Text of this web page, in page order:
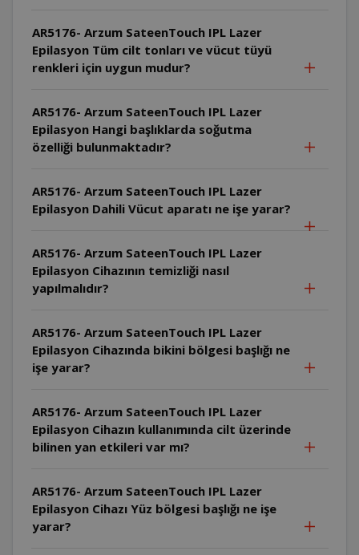
AR5176- Arzum SateenTouch IPL Lazer
Epilasyon Tüm cilt tonları ve vücut tüyü
renkleri için uygun mudur?
AR5176- Arzum SateenTouch IPL Lazer
Epilasyon Hangi başlıklarda soğutma
özelliği bulunmaktadır?
AR5176- Arzum SateenTouch IPL Lazer
Epilasyon Dahili Vücut aparatı ne işe yarar?
AR5176- Arzum SateenTouch IPL Lazer
Epilasyon Cihazının temizliği nasıl
yapılmalıdır?
AR5176- Arzum SateenTouch IPL Lazer
Epilasyon Cihazında bikini bölgesi başlığı ne
işe yarar?
AR5176- Arzum SateenTouch IPL Lazer
Epilasyon Cihazın kullanımında cilt üzerinde
bilinen yan etkileri var mı?
AR5176- Arzum SateenTouch IPL Lazer
Epilasyon Cihazı Yüz bölgesi başlığı ne işe
yarar?